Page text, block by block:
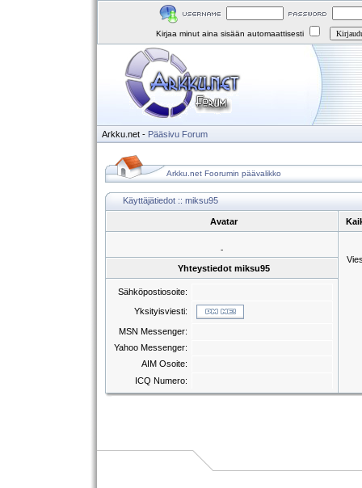
Kirjaa minut aina sisään automaattisesti
Arkku.net - Pääsivu Forum
Arkku.net Foorumin päävalikko
Käyttäjätiedot :: miksu95
Avatar
-
Yhteystiedot miksu95
Sähköpostiosoite:
Yksityisviesti:
MSN Messenger:
Yahoo Messenger:
AIM Osoite:
ICQ Numero: